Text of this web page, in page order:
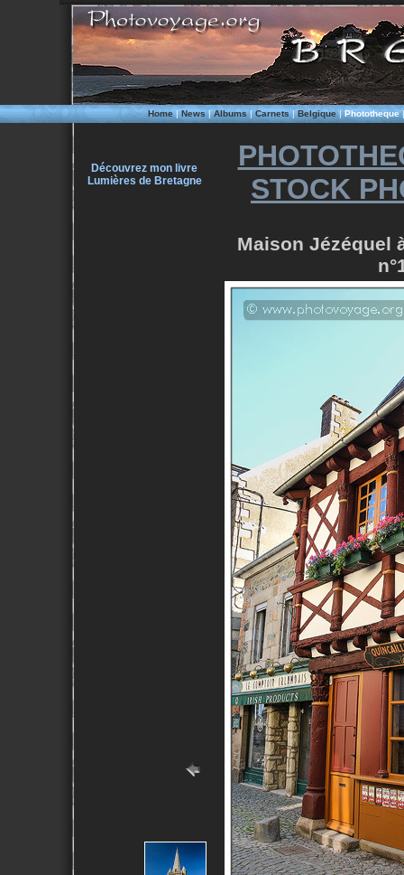
Home|News|Albums|Carnets|Belgique|Phototheque
Découvrez mon livre
Lumières de Bretagne
STOCK
Maison Jézéquel